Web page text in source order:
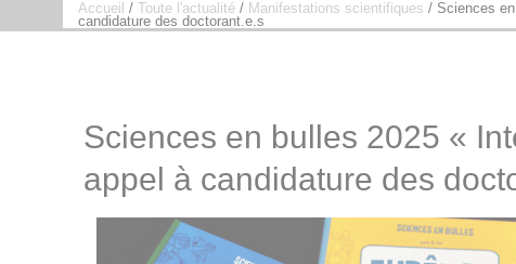
Accueil / Toute l'actualité/ Manifestations scientifiques / Sciences
candidature des doctorant.e.s
Sciences en bulles 2025 «
appel à candidature des